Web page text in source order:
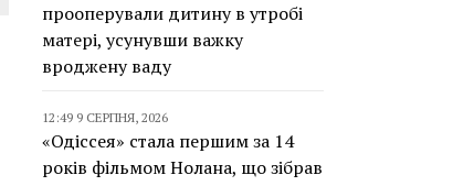
прооперували дитину в утробі
матері, усунувши важку
вроджену ваду
12:49 9 СЕРПНЯ, 2026
«Одіссея» стала першим за 14
років фільмом Нолана, що зібрав